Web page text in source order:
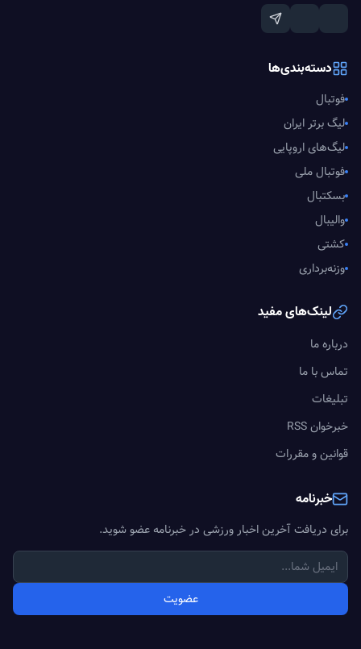
دسته‌بندی‌ها
فوتبال
لیگ برتر ایران
لیگ‌های اروپایی
فوتبال ملی
بسکتبال
والیبال
کشتی
وزنه‌برداری
لینک‌های مفید
درباره ما
تماس با ما
تبلیغات
خبرخوان RSS
قوانین و مقررات
خبرنامه
برای دریافت آخرین اخبار ورزشی در خبرنامه عضو شوید.
عضویت